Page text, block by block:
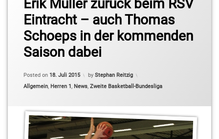
Erik Müller zurück beim RSV
Eintracht – auch Thomas
Schoeps in der kommenden
Saison dabei
Posted on 18. Juli 2015 by Stephan Reitzig
Categories:
Allgemein, Herren 1, News, Zweite Basketball-Bundesliga
Basketball-
Bundesliga
Pro B
Colin
Craven
David
Herwig
Müller
Niko